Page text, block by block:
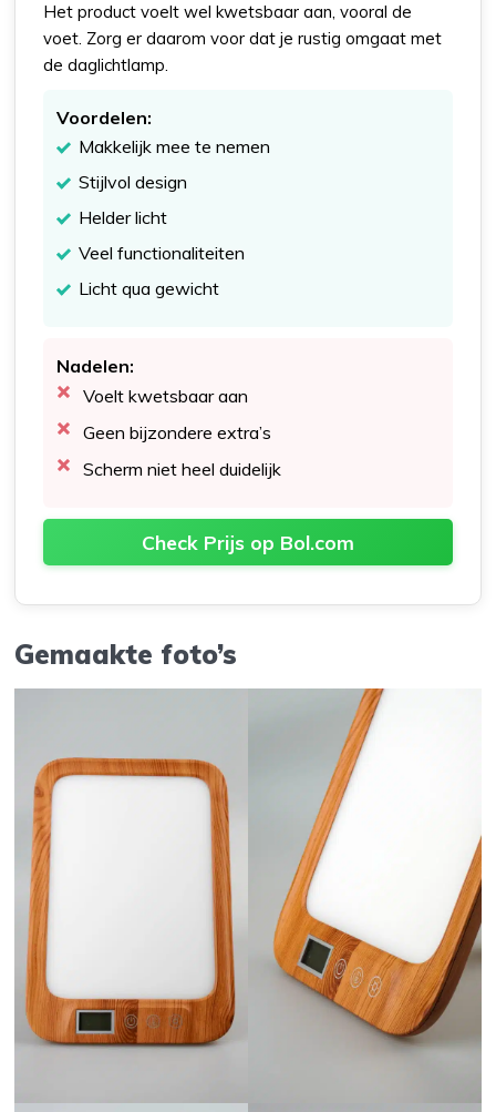
Het product voelt wel kwetsbaar aan, vooral de
voet. Zorg er daarom voor dat je rustig omgaat met
de daglichtlamp.
Voordelen:
Makkelijk mee te nemen
Stijlvol design
Helder licht
Veel functionaliteiten
Licht qua gewicht
Nadelen:
Voelt kwetsbaar aan
Geen bijzondere extra’s
Scherm niet heel duidelijk
Check Prijs op Bol.com
Gemaakte foto’s